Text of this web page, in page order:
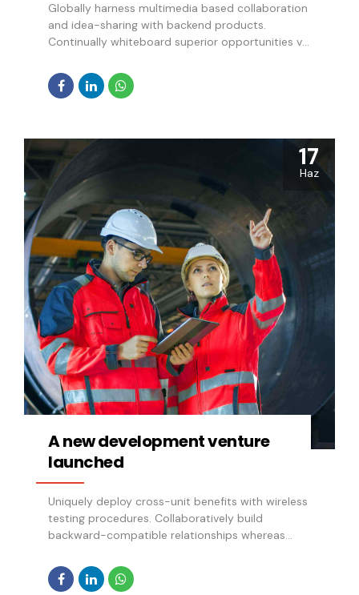
Globally harness multimedia based collaboration
and idea-sharing with backend products.
Continually whiteboard superior opportunities via
17
Haz
A new development venture
launched
Uniquely deploy cross-unit benefits with wireless
testing procedures. Collaboratively build
backward-compatible relationships whereas
compelling outsourcing whereas optimal
customer service.